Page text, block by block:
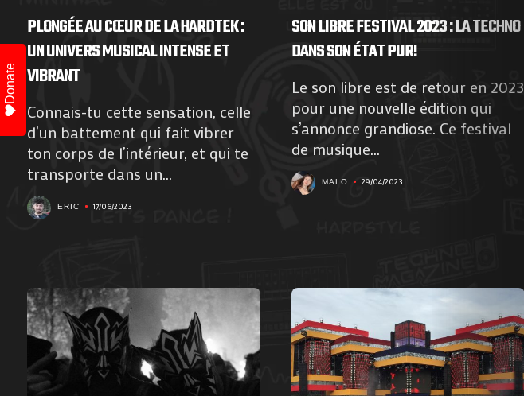
PLONGÉE AU CŒUR DE LA HARDTEK :
UN UNIVERS MUSICAL INTENSE ET
VIBRANT
Connais-tu cette sensation, celle
d’un battement qui fait vibrer
ton corps de l’intérieur, et qui te
transporte dans un...
ERIC 17/06/2023
SON LIBRE FESTIVAL 2023 : LA TECHNO
DANS SON ÉTAT PUR!
Le son libre est de retour en 2023
pour une nouvelle édition qui
s’annonce grandiose. Ce festival
de musique...
MALO 29/04/2023
Donate